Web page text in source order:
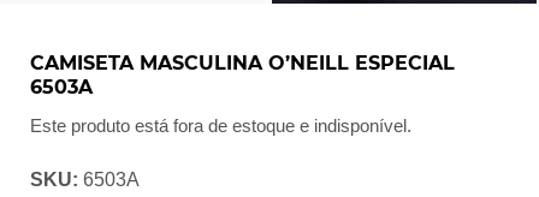
CAMISETA MASCULINA O’NEILL ESPECIAL
6503A
Este produto está fora de estoque e indisponível.
SKU: 6503A